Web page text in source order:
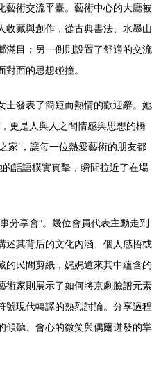
藝術交流平臺。藝術中心的大廳被
收藏與創作，從古典書法、水墨山
滿目；另一側則設置了舒適的交流
面的思想碰撞。
士發表了簡短而熱情的歡迎辭。她
更是人與人之間情感與思想的橋
家’，讓每一位熱愛藝術的朋友都
話語樸實真摯，瞬間拉近了在場
分享會”。幾位會員代表主動走到
述其背后的文化內涵、個人感悟或
的民間剪紙，娓娓道來其中蘊含的
術家則展示了如何將京劇臉譜元素
號現代轉譯的熱烈討論。分享過程
傾聽、會心的微笑與偶爾迸發的掌